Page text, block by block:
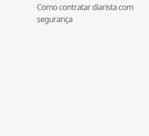
Como contratar diarista com
segurança